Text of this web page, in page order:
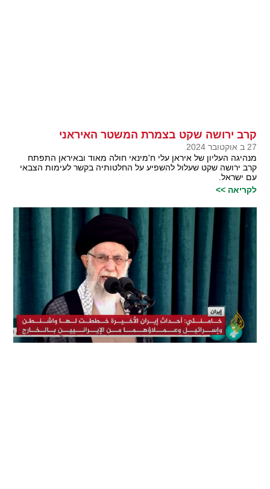
קרב ירושה שקט בצמרת המשטר האיראני
27 ב אוקטובר 2024
מנהיגה העליון של איראן עלי ח'מינאי חולה מאוד ובאיראן התפתח
קרב ירושה שקט שעלול להשפיע על החלטותיה בקשר לעימות הצבאי
עם ישראל.
לקריאה >>